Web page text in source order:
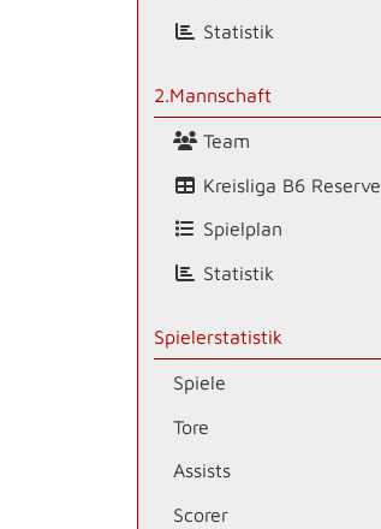
Statistik
2.Mannschaft
Team
Kreisliga B6 Reserve
Spielplan
Statistik
Spielerstatistik
Spiele
Tore
Assists
Scorer